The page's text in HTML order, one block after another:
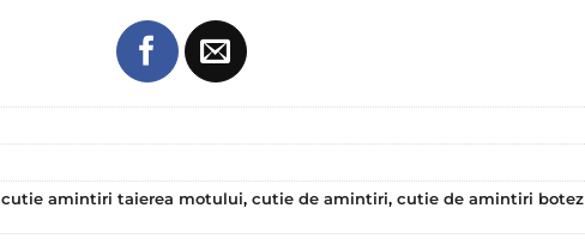
cutie amintiri taierea motului, cutie de amintiri, cutie de amintiri botez